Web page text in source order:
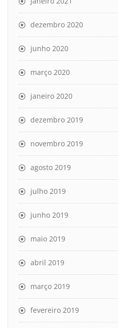
dezembro 2020
junho 2020
março 2020
janeiro 2020
dezembro 2019
novembro 2019
agosto 2019
julho 2019
junho 2019
maio 2019
abril 2019
março 2019
fevereiro 2019